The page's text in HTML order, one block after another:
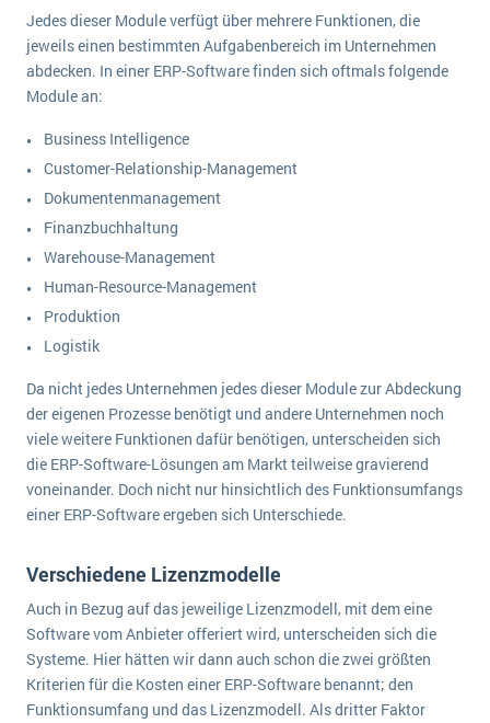
Jedes dieser Module verfügt über mehrere Funktionen, die
jeweils einen bestimmten Aufgabenbereich im Unternehmen
abdecken. In einer ERP-Software finden sich oftmals folgende
Module an:
Business Intelligence
Customer-Relationship-Management
Dokumentenmanagement
Finanzbuchhaltung
Warehouse-Management
Human-Resource-Management
Produktion
Logistik
Da nicht jedes Unternehmen jedes dieser Module zur Abdeckung
der eigenen Prozesse benötigt und andere Unternehmen noch
viele weitere Funktionen dafür benötigen, unterscheiden sich
die ERP-Software-Lösungen am Markt teilweise gravierend
voneinander. Doch nicht nur hinsichtlich des Funktionsumfangs
einer ERP-Software ergeben sich Unterschiede.
Verschiedene Lizenzmodelle
Auch in Bezug auf das jeweilige Lizenzmodell, mit dem eine
Software vom Anbieter offeriert wird, unterscheiden sich die
Systeme. Hier hätten wir dann auch schon die zwei größten
Kriterien für die Kosten einer ERP-Software benannt; den
Funktionsumfang und das Lizenzmodell. Als dritter Faktor